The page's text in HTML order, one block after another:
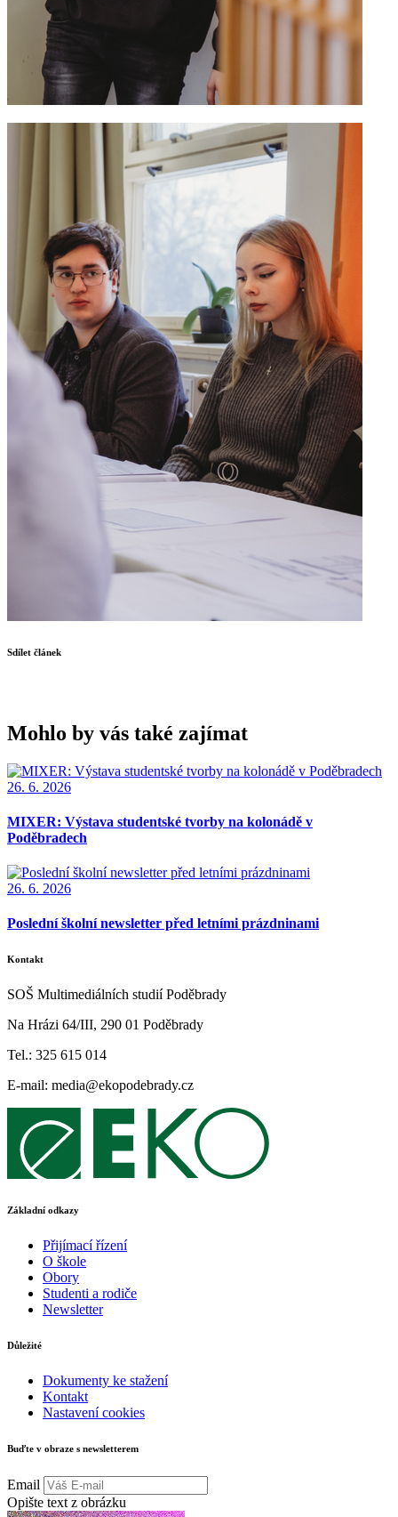
Sdílet článek
Mohlo by vás také zajímat
26. 6. 2026
MIXER: Výstava studentské tvorby na kolonádě v
Poděbradech
26. 6. 2026
Poslední školní newsletter před letními prázdninami
Kontakt
SOŠ Multimediálních studií Poděbrady
Na Hrázi 64/III, 290 01 Poděbrady
Tel.: 325 615 014
E-mail: media@ekopodebrady.cz
Základní odkazy
Přijímací řízení
O škole
Obory
Studenti a rodiče
Newsletter
Důležité
Dokumenty ke stažení
Kontakt
Nastavení cookies
Buďte v obraze s newsletterem
Email
Opište text z obrázku